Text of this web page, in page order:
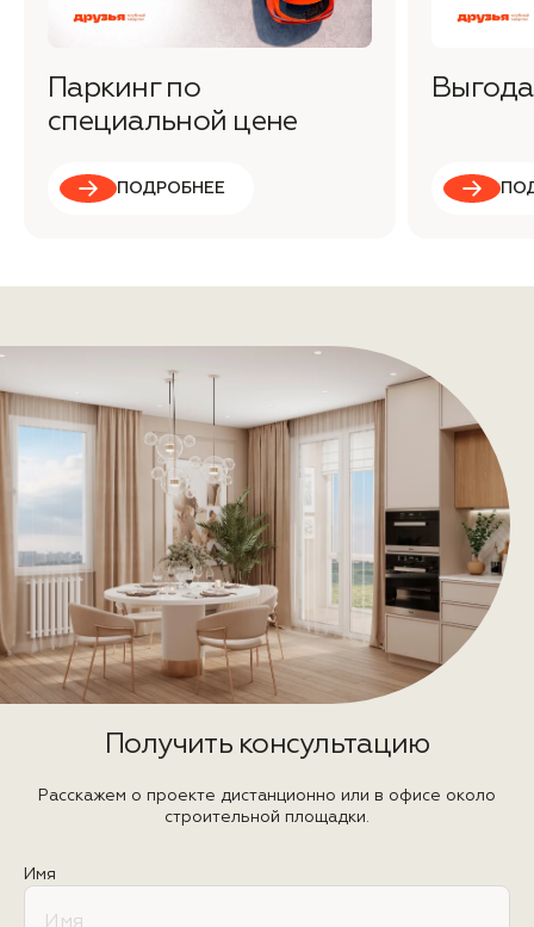
Паркинг по
специальной цене
ПОДРОБНЕЕ
Получить консультацию
Расскажем о проекте дистанционно или в офисе около
строительной площадки.
Имя